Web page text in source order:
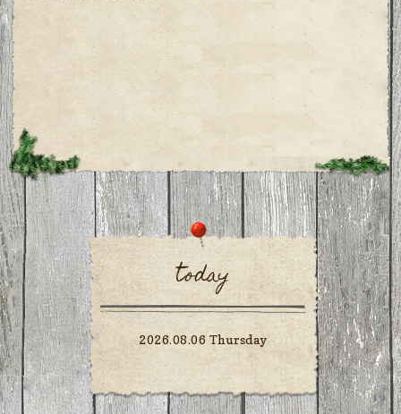
today
2026.08.06 Thursday